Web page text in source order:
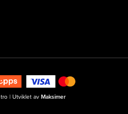
| Utviklet av Maksimer